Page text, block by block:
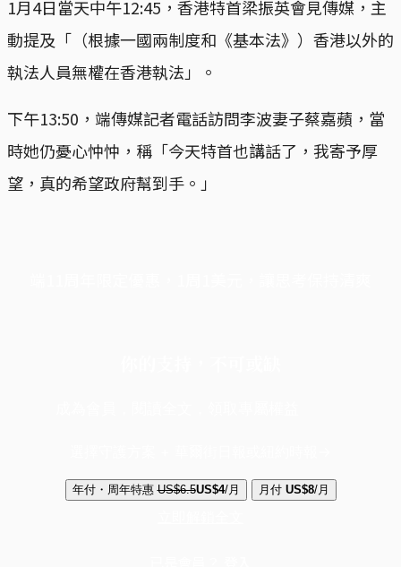
1月4日當天中午12:45，香港特首梁振英會見傳媒，主
動提及「（根據一國兩制度和《基本法》）香港以外的
執法人員無權在香港執法」。
下午13:50，端傳媒記者電話訪問李波妻子蔡嘉蘋，當
時她仍憂心忡忡，稱「今天特首也講話了，我寄予厚
望，真的希望政府幫到手。」
年付・周年特惠 US$6.5US$4/月 月付 US$8/月